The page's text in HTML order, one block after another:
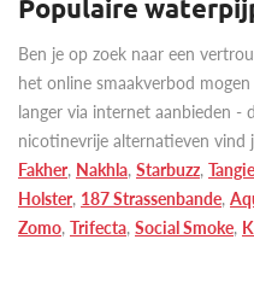
Populaire
Ben je op zoek naar een
het online smaakverbod
langer via internet aanbieden -
nicotinevrije alternatieven vind
Fakher, Nakhla, Starbuzz,
Holster, 187 Strassenbande,
Zomo, Trifecta, Social Smoke,